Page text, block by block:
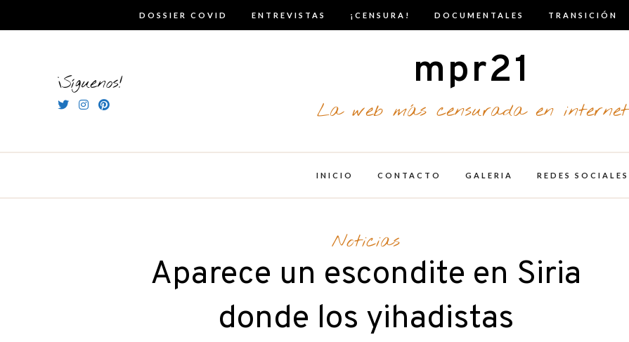
DOSSIER COVID ENTREVISTAS ¡CENSURA! DOCUMENTALES TRANSICIÓN
¡Síguenos! mpr21
La web más censurada en internet
INICIO CONTACTO GALERIA REDES SOCIALES
Noticias
Aparece un escondite en Siria
donde los yihadistas